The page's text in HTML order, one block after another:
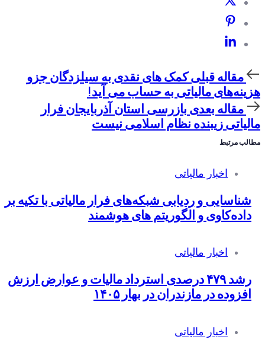
مقاله قبلیکمک های نقدی به سیلزدگان جزو
مالیاتی به حساب می آید!
مقاله بعدیبازرسی استان آذربایجان فرار
زیبنده نظام اسلامی نیست
مرتبط
اخبار مالیاتی
شناسایی و ردیابی شبکه‌های فرار مالیاتی با تکیه بر
داده‌کاوی و الگوریتم های هوشمند
اخبار مالیاتی
رشد ۴۷۹ درصدی استرداد مالیات و عوارض ارزش
افزوده در مازندران در بهار ۱۴۰۵
اخبار مالیاتی